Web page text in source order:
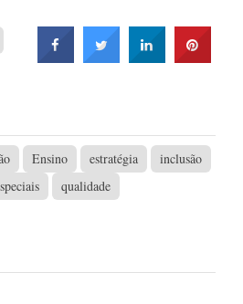
Ensino estratégia
inclusão
qualidade